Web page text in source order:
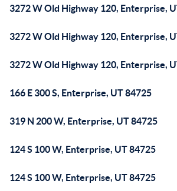
3272 W Old Highway 120, Enterprise,
3272 W Old Highway 120, Enterprise,
3272 W Old Highway 120, Enterprise,
166 E 300 S, Enterprise, UT 84725
319 N 200 W, Enterprise, UT 84725
124 S 100 W, Enterprise, UT 84725
124 S 100 W, Enterprise, UT 84725